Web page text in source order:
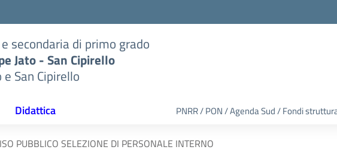
secondaria di primo grado
Jato - San Cipirello
e San Cipirello
Didattica PNRR / PON / Agenda Sud / Fondi
PUBBLICO SELEZIONE DI PERSONALE INTERNO